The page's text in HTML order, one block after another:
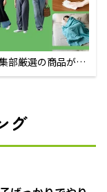
部厳選の商品が買
グ